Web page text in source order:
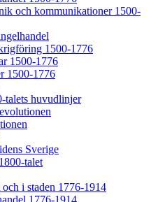
och kommunikationer 1500-
1500-1776
1500-1776
1500-1776
talets huvudlinjer
Sverige
talet
i staden 1776-1914
1776-1914